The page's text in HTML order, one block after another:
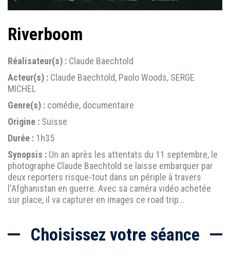
Riverboom
Réalisateur(s) : Claude Baechtold
Acteur(s) : Claude Baechtold, Paolo Woods, SERGE
MICHEL
Genre(s) : comédie, documentaire
Origine : Suisse
Durée : 1h35
Synopsis : Un an après les attentats du 11 septembre, le
photographe Claude Baechtold se laisse embarquer par
deux reporters risque-tout dans un périple à travers
l'Afghanistan en guerre. Avec sa caméra vidéo achetée
sur place, il va capturer en images ce road trip...
Choisissez votre séance